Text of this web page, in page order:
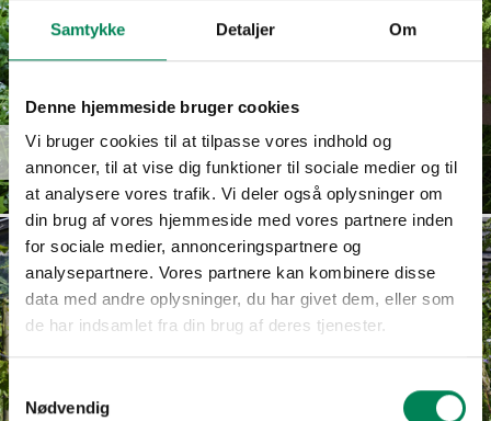
Samtykke Detaljer Om
Denne hjemmeside bruger cookies
Vi bruger cookies til at tilpasse vores indhold og
annoncer, til at vise dig funktioner til sociale medier og til
at analysere vores trafik. Vi deler også oplysninger om
din brug af vores hjemmeside med vores partnere inden
for sociale medier, annonceringspartnere og
analysepartnere. Vores partnere kan kombinere disse
data med andre oplysninger, du har givet dem, eller som
de har indsamlet fra din brug af deres tjenester.
Samtykkevalg
Nødvendig
Euphorbia
hypericifolia
Read more